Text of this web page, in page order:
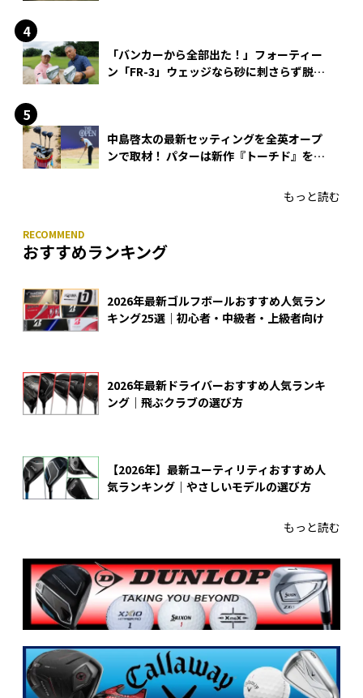
「バンカーから全部出た！」フォーティー
ン「FR-3」ウェッジなら砂に刺さらず脱出
中島啓太の最新セッティングを全英オープ
ンで取材！ パターは新作『トーチド』を投
もっと読む
おすすめランキング
2026年最新ゴルフボールおすすめ人気ラン
キング25選｜初心者・中級者・上級者向け
2026年最新ドライバーおすすめ人気ランキ
ング｜飛ぶクラブの選び方
【2026年】最新ユーティリティおすすめ人
気ランキング｜やさしいモデルの選び方
もっと読む